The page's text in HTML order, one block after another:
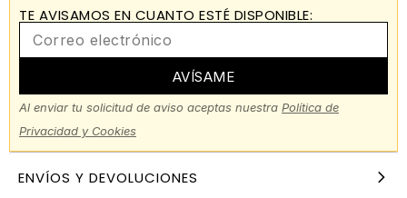
TE AVISAMOS EN CUANTO ESTÉ DISPONIBLE:
AVÍSAME
Al enviar tu solicitud de aviso aceptas nuestra Política de
Privacidad y Cookies
ENVÍOS Y DEVOLUCIONES